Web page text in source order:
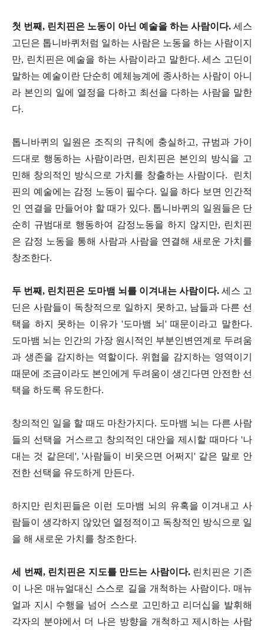
첫 번째, 린치핀은 노동이 아닌 예술을 하는 사람이다. 세스
고딘은 톱니바퀴처럼 일하는 사람은 노동을 하는 사람이지
만, 린치핀은 예술을 하는 사람이라고 말한다. 세스 고딘이
말하는 예술이란 단순히 예체능계에 종사하는 사람이 아니
라 본인의 일에 열정을 다하고 최선을 다하는 사람을 말한
다.
톱니바퀴의 일원은 조직의 규칙에 충실하고, 규범과 가이
드대로 행동하는 사람이라면, 린치핀은 본인의 방식을 고
민해 창의적인 방식으로 가치를 창출하는 사람이다. 린치
핀의 예술에는 감정 노동이 필수다. 일을 하다 보면 인간적
인 연결을 만들어야 할 때가 있다. 톱니바퀴의 일원들은 단
순히 규범대로 행동하여 감정노동을 하지 않지만, 린치핀
은 감정 노동을 통해 사람과 사람을 연결해 새로운 가치를
창조한다.
두 번째, 린치핀은 도마뱀 뇌를 이겨내는 사람이다. 세스 고
딘은 사람들이 독창적으로 일하지 못하고, 남들과 다른 선
택을 하지 못하는 이유가 '도마뱀 뇌' 때문이라고 말한다.
도마뱀 뇌는 인간의 가장 원시적인 부분인변연계로 두려움
과 생존을 감지하는 역할이다. 위협을 감지하는 영역이기
때문에 조금이라도 본인에게 두려움이 생긴다면 안전한 선
택을 하도록 유도한다.
창의적인 일을 할 때도 마찬가지다. 도마뱀 뇌는 다른 사람
들의 선택을 거스르고 창의적인 대안을 제시할 때마다 '나
대는 것 같은데', '사람들이 비웃으면 어쩌지' 같은 말로 안
전한 선택을 유도하게 만든다.
하지만 린치핀들은 이런 도마뱀 뇌의 유혹을 이겨내고 사
람들이 생각하지 않았던 열정적이고 독창적인 방식으로 일
을 해 새로운 가치를 창조한다.
세 번째, 린치핀은 지도를 만드는 사람이다.린치핀은 기존
이 나온 매뉴얼대신 스스로 길을 개척하는 사람이다. 매뉴
얼과 지시 수행을 넘어 스스로 고민하고 리더십을 발휘해
각자의 분야에서 더 나은 방향을 개척하고 제시하는 사람